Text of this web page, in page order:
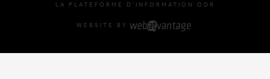
LA PLATEFORME D'INFORMATION ODR
WEBSITE BY